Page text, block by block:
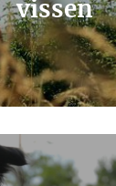
vissen